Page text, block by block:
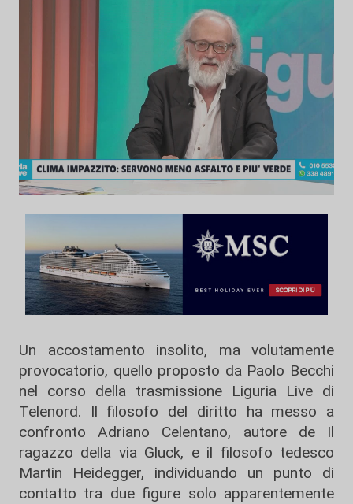
Un accostamento insolito, ma volutamente
provocatorio, quello proposto da Paolo Becchi
nel corso della trasmissione Liguria Live di
Telenord. Il filosofo del diritto ha messo a
confronto Adriano Celentano, autore de Il
ragazzo della via Gluck, e il filosofo tedesco
Martin Heidegger, individuando un punto di
contatto tra due figure solo apparentemente